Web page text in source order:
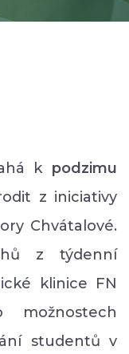
k podzimu
z iniciativy
Chvátalové.
z týdenní
klinice FN
studentů v